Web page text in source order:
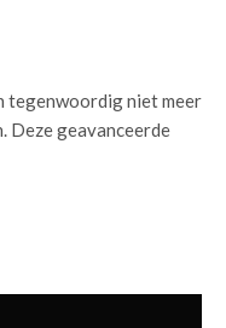
tegenwoordig niet meer
Deze geavanceerde